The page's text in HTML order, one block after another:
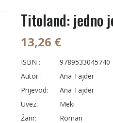
Titoland: jedno
13,26 €
ISBN :
9789533045740
Autor :
Ana Tajder
Prijevod:
Ana Tajder
Uvez:
Meki
Žanr:
Roman